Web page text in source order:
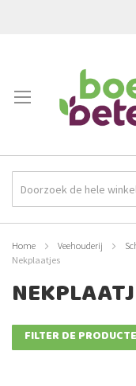
Home Veehouderij
Nekplaatjes
FILTER DE